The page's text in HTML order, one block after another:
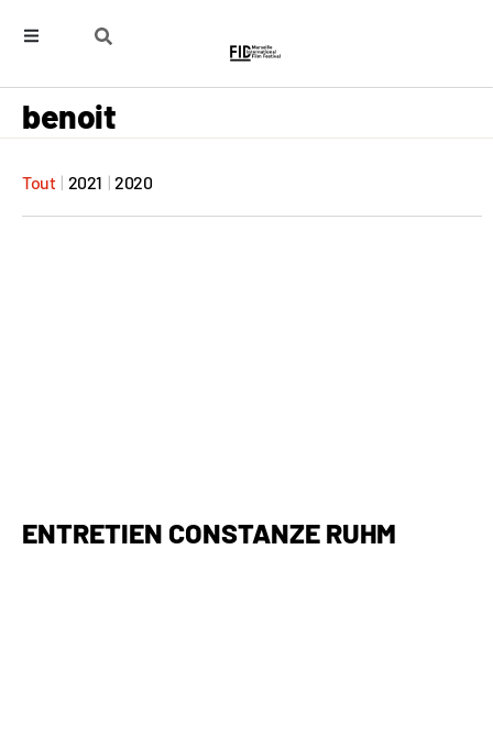
benoit
Tout | 2021 2020
ENTRETIEN CONSTANZE RUHM